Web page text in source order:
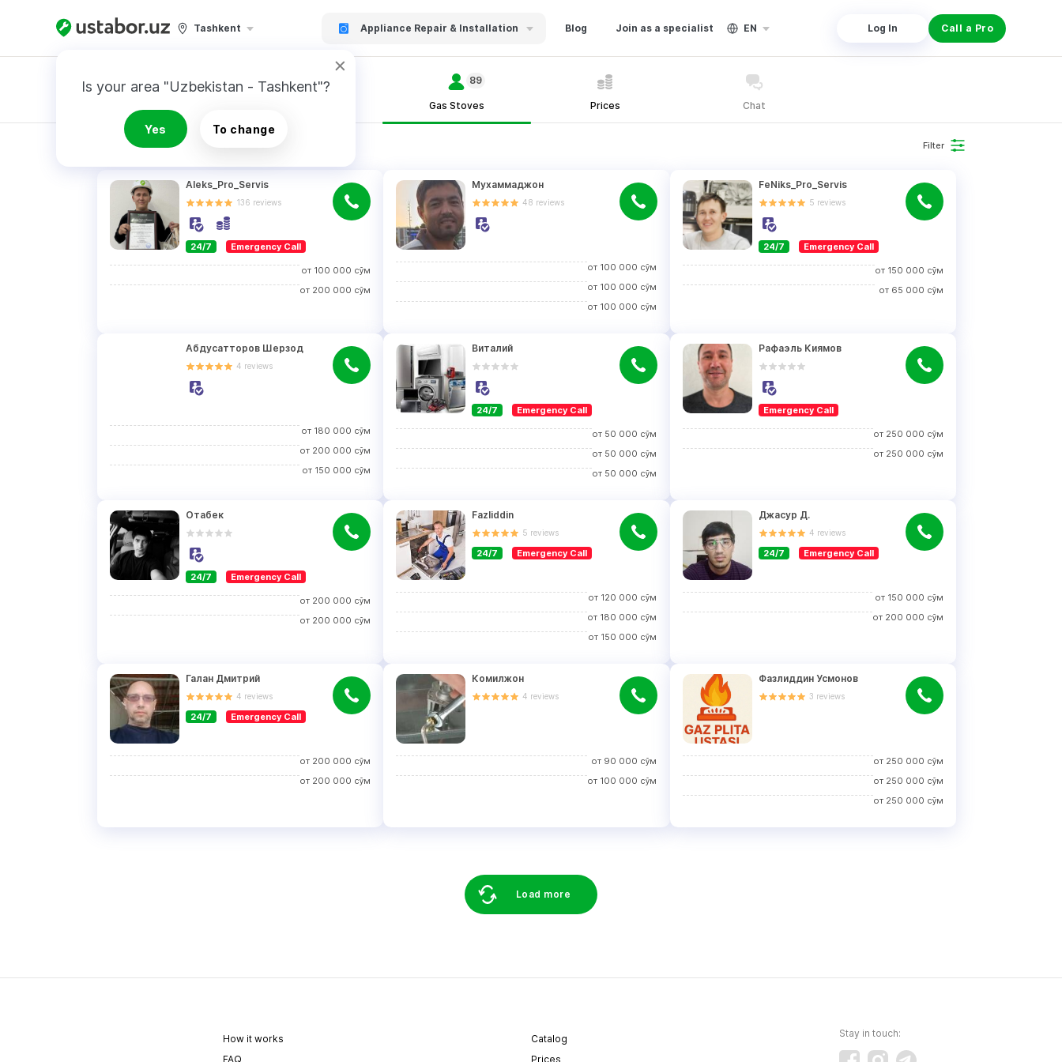
Tashkent Appliance Repair & Installation Blog Join as a specialist EN Log In Call a Pro
Is your area "Uzbekistan - Tashkent"?
Yes To change
Gas Stoves
89
Prices Chat
RESULTS Filter
Aleks_Pro_Servis
136 reviews
24/7 Emergency Call
от 100 000 сўм
от 200 000 сўм
Мухаммаджон
48 reviews
от 100 000 сўм
от 100 000 сўм
от 100 000 сўм
FeNiks_Pro_Servis
5 reviews
24/7 Emergency Call
от 150 000 сўм
от 65 000 сўм
Абдусатторов Шерзод
4 reviews
от 180 000 сўм
от 200 000 сўм
от 150 000 сўм
Виталий
24/7 Emergency Call
от 50 000 сўм
от 50 000 сўм
от 50 000 сўм
Рафаэль Киямов
Emergency Call
от 250 000 сўм
от 250 000 сўм
Отабек
24/7 Emergency Call
от 200 000 сўм
от 200 000 сўм
Fazliddin
5 reviews
24/7 Emergency Call
от 120 000 сўм
от 180 000 сўм
от 150 000 сўм
Джасур Д.
4 reviews
24/7 Emergency Call
от 150 000 сўм
от 200 000 сўм
Галан Дмитрий
4 reviews
24/7 Emergency Call
от 200 000 сўм
от 200 000 сўм
Комилжон
4 reviews
от 90 000 сўм
от 100 000 сўм
Фазлиддин Усмонов
3 reviews
от 250 000 сўм
от 250 000 сўм
от 250 000 сўм
Load more
How it works
Catalog
FAQ
Prices
Stay in touch: